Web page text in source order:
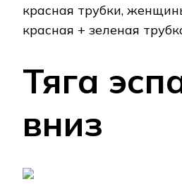
красная трубки,
красная + зеленая
Тяга
вниз